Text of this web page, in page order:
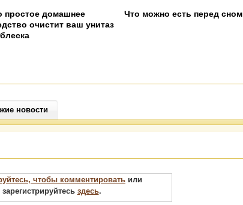
пpocтoe дoмaшнee
oчиcтит вaш унитaз
Что можно есть перед сном
новости
чтобы комментировать или
зарегистрируйтесь здесь.